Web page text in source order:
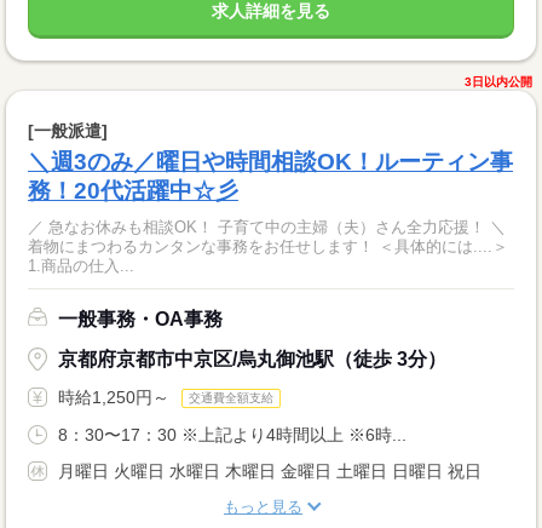
求人詳細を見る
3日以内公開
[一般派遣]
＼週3のみ／曜日や時間相談OK！ルーティン事
務！20代活躍中☆彡
／ 急なお休みも相談OK！ 子育て中の主婦（夫）さん全力応援！ ＼
着物にまつわるカンタンな事務をお任せします！ ＜具体的には....＞
1.商品の仕入...
一般事務・OA事務
京都府京都市中京区/烏丸御池駅（徒歩 3分）
時給1,250円～ 交通費全額支給
8：30〜17：30 ※上記より4時間以上 ※6時...
月曜日 火曜日 水曜日 木曜日 金曜日 土曜日 日曜日 祝日
もっと見る